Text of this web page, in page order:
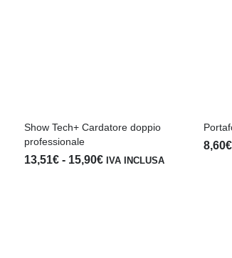
Show Tech+ Cardatore doppio
professionale
13,51€ - 15,90€Fascia
IVA INCLUSA
8,60€